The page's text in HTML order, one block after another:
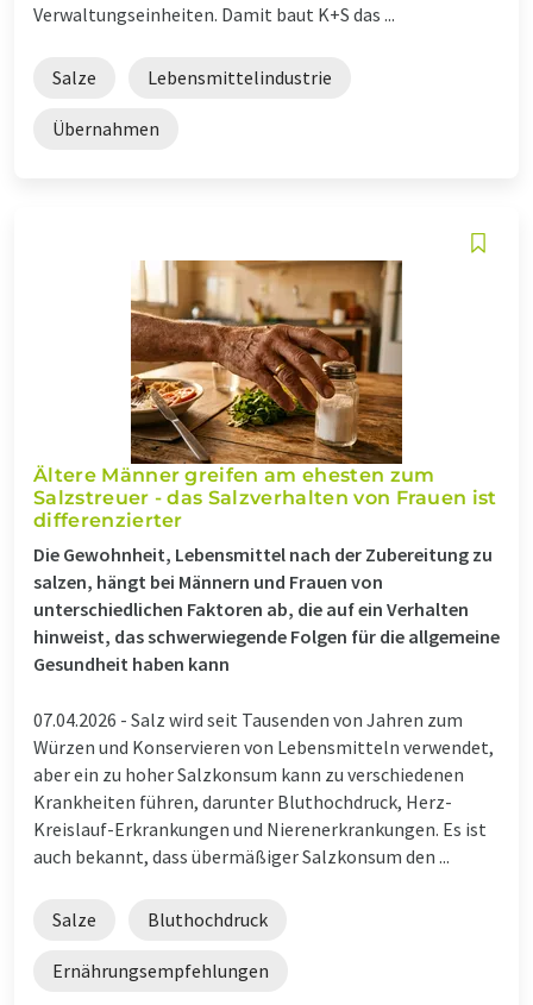
Verwaltungseinheiten. Damit baut K+S das ...
Salze Lebensmittelindustrie
Übernahmen
Ältere Männer greifen am ehesten zum
Salzstreuer - das Salzverhalten von Frauen ist
differenzierter
Die Gewohnheit, Lebensmittel nach der Zubereitung zu
salzen, hängt bei Männern und Frauen von
unterschiedlichen Faktoren ab, die auf ein Verhalten
hinweist, das schwerwiegende Folgen für die allgemeine
Gesundheit haben kann
07.04.2026 - Salz wird seit Tausenden von Jahren zum
Würzen und Konservieren von Lebensmitteln verwendet,
aber ein zu hoher Salzkonsum kann zu verschiedenen
Krankheiten führen, darunter Bluthochdruck, Herz-
Kreislauf-Erkrankungen und Nierenerkrankungen. Es ist
auch bekannt, dass übermäßiger Salzkonsum den ...
Salze Bluthochdruck
Ernährungsempfehlungen